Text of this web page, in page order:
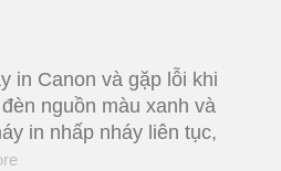
in Canon và gặp lỗi khi
nguồn màu xanh và
in nhấp nháy liên tục,